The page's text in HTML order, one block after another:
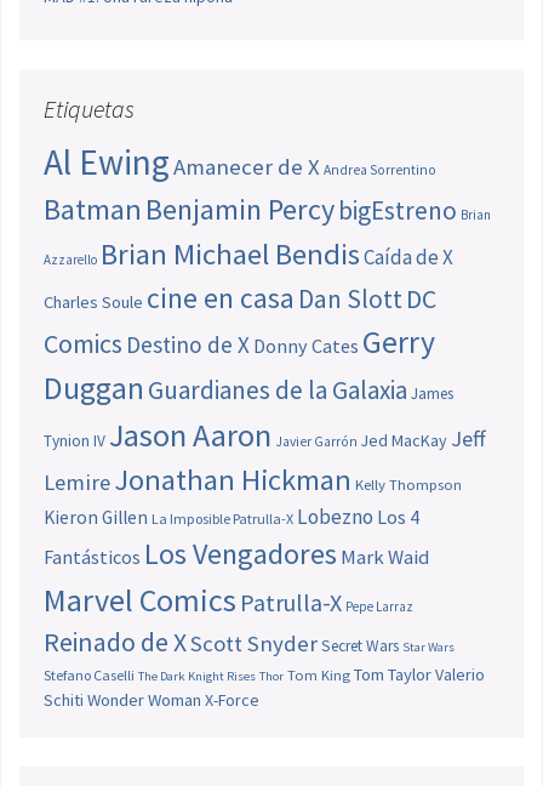
Etiquetas
Al EwingAmanecer de X Andrea Sorrentino
Batman Benjamin PercybigEstreno Brian
Azzarello Brian Michael BendisCaída de X
Charles Soule cine en casa Dan SlottDC
Comics Destino de X Donny Cates Gerry
Duggan Guardianes de la Galaxia James
Tynion IV Jason Aaron Javier Garrón Jed MacKay Jeff
LemireJonathan Hickman Kelly Thompson
Kieron Gillen La Imposible Patrulla-X Lobezno Los 4
Fantásticos Los Vengadores Mark Waid
Marvel Comics Patrulla-X Pepe Larraz
Reinado de XScott SnyderSecret Wars Star Wars
Stefano Caselli The Dark Knight Rises Thor Tom King Tom TaylorValerio
Schiti Wonder Woman X-Force